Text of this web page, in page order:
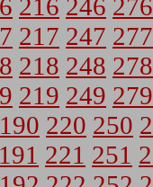
216 246 276
217 247 277
218 248 278
219 249 279
190 220 250
191 221 251